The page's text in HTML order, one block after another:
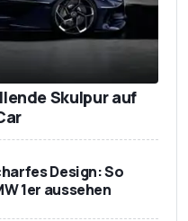
Skulpur auf
Design: So
1er aussehen